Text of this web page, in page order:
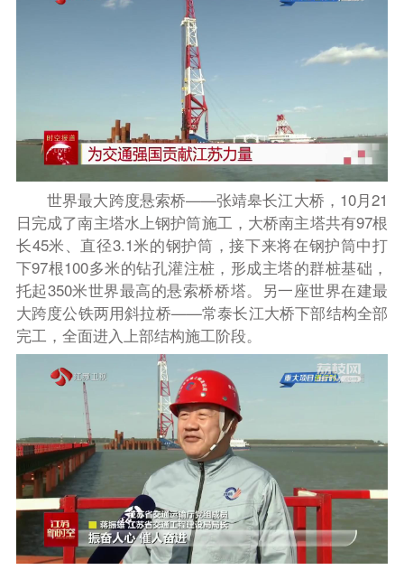
世界最大跨度悬索桥——张靖皋长江大桥，10月21
日完成了南主塔水上钢护筒施工，大桥南主塔共有97根
长45米、直径3.1米的钢护筒，接下来将在钢护筒中打
下97根100多米的钻孔灌注桩，形成主塔的群桩基础，
托起350米世界最高的悬索桥桥塔。另一座世界在建最
大跨度公铁两用斜拉桥——常泰长江大桥下部结构全部
完工，全面进入上部结构施工阶段。